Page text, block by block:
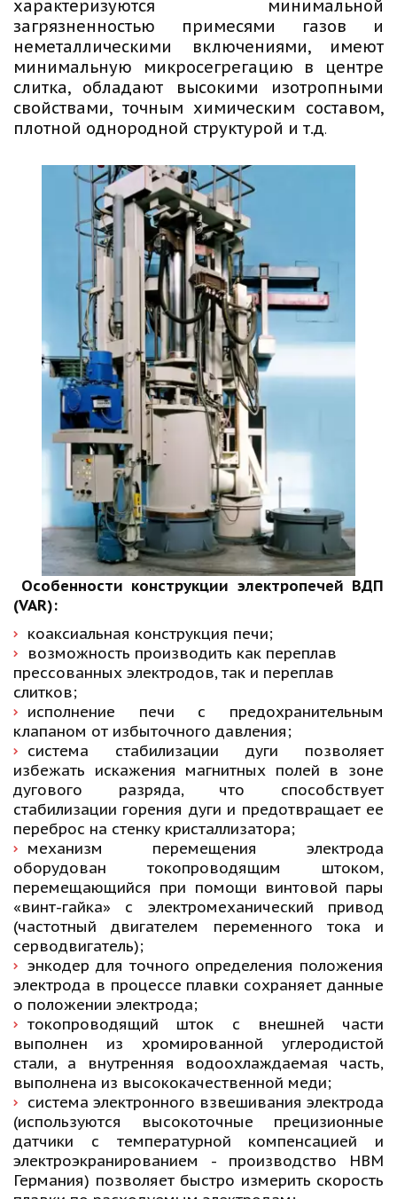
характеризуются минимальной
загрязненностью примесями газов и
неметаллическими включениями, имеют
минимальную микросегрегацию в центре
слитка, обладают высокими изотропными
свойствами, точным химическим составом,
плотной однородной структурой и т.д.
Особенности конструкции электропечей ВДП
(VAR):
коаксиальная конструкция печи;
возможность производить как переплав
прессованных электродов, так и переплав
слитков;
исполнение печи с предохранительным
клапаном от избыточного давления;
система стабилизации дуги позволяет
избежать искажения магнитных полей в зоне
дугового разряда, что способствует
стабилизации горения дуги и предотвращает ее
переброс на стенку кристаллизатора;
механизм перемещения электрода
оборудован токопроводящим штоком,
перемещающийся при помощи винтовой пары
«винт-гайка» с электромеханический привод
(частотный двигателем переменного тока и
серводвигатель);
энкодер для точного определения положения
электрода в процессе плавки сохраняет данные
о положении электрода;
токопроводящий шток с внешней части
выполнен из хромированной углеродистой
стали, а внутренняя водоохлаждаемая часть,
выполнена из высококачественной меди;
система электронного взвешивания электрода
(используются высокоточные прецизионные
датчики с температурной компенсацией и
электроэкранированием - производство HBM
Германия) позволяет быстро измерить скорость